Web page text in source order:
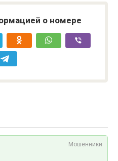
о номере
Мошенники